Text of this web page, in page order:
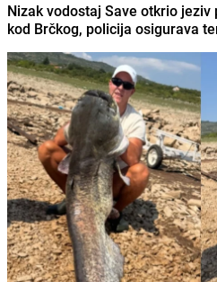
Nizak vodostaj Save otkrio
kod Brčkog, policija osigurava